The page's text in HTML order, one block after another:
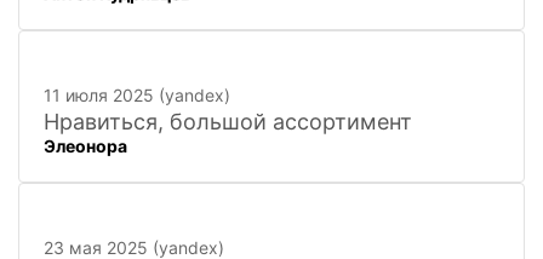
11 июля 2025 (yandex)
Нравиться, большой ассортимент
Элеонора
23 мая 2025 (yandex)